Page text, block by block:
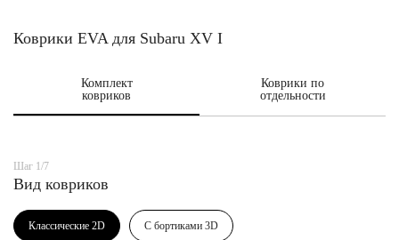
Коврики EVA для Subaru XV I
Комплект
ковриков
Коврики по
отдельности
Шаг 1/7
Вид ковриков
Классические 2D С бортиками 3D